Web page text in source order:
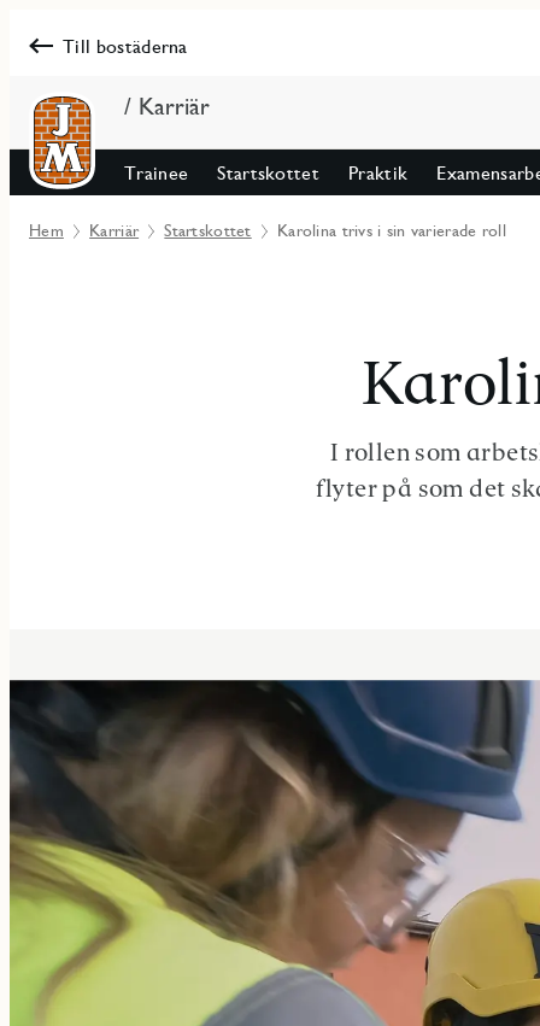
Till bostäderna
/ Karriär
Trainee Startskottet Praktik
Hem Karriär Startskottet Karolina trivs i sin varierade roll
I rollen som
flyter på som det